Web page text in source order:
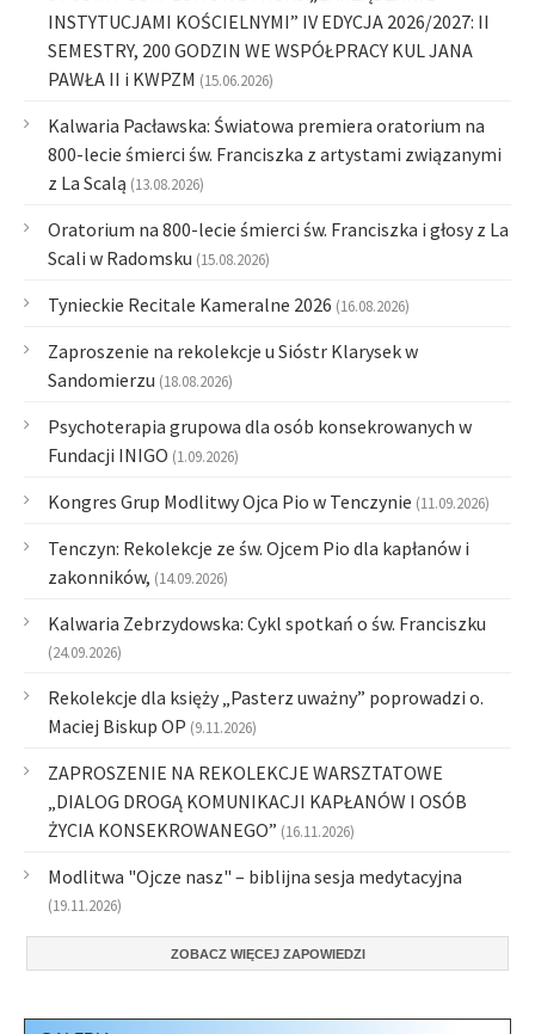
INSTYTUCJAMI KOŚCIELNYMI” IV EDYCJA 2026/2027: II
SEMESTRY, 200 GODZIN WE WSPÓŁPRACY KUL JANA
PAWŁA II i KWPZM (15.06.2026)
Kalwaria Pacławska: Światowa premiera oratorium na
800-lecie śmierci św. Franciszka z artystami związanymi
z La Scalą (13.08.2026)
Oratorium na 800-lecie śmierci św. Franciszka i głosy z La
Scali w Radomsku (15.08.2026)
Tynieckie Recitale Kameralne 2026 (16.08.2026)
Zaproszenie na rekolekcje u Sióstr Klarysek w
Sandomierzu (18.08.2026)
Psychoterapia grupowa dla osób konsekrowanych w
Fundacji INIGO (1.09.2026)
Kongres Grup Modlitwy Ojca Pio w Tenczynie (11.09.2026)
Tenczyn: Rekolekcje ze św. Ojcem Pio dla kapłanów i
zakonników, (14.09.2026)
Kalwaria Zebrzydowska: Cykl spotkań o św. Franciszku
(24.09.2026)
Rekolekcje dla księży „Pasterz uważny” poprowadzi o.
Maciej Biskup OP (9.11.2026)
ZAPROSZENIE NA REKOLEKCJE WARSZTATOWE
„DIALOG DROGĄ KOMUNIKACJI KAPŁANÓW I OSÓB
ŻYCIA KONSEKROWANEGO” (16.11.2026)
Modlitwa "Ojcze nasz" – biblijna sesja medytacyjna
(19.11.2026)
ZOBACZ WIĘCEJ ZAPOWIEDZI